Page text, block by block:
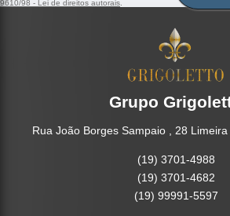
9610/98 - Lei de direitos autorais
Grupo
Rua João Borges Sampaio , 28
(19) 3701-4988
(19) 3701-4682
(19) 99991-5597